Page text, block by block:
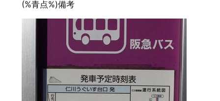
(%青点%)備考